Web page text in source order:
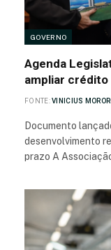
GOVERNO
Agenda
ampliar
FONTE: VINICIUS
Documento
desenvolvimento
prazo A